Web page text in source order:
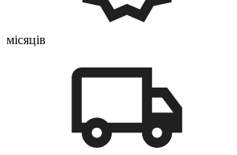
місяців